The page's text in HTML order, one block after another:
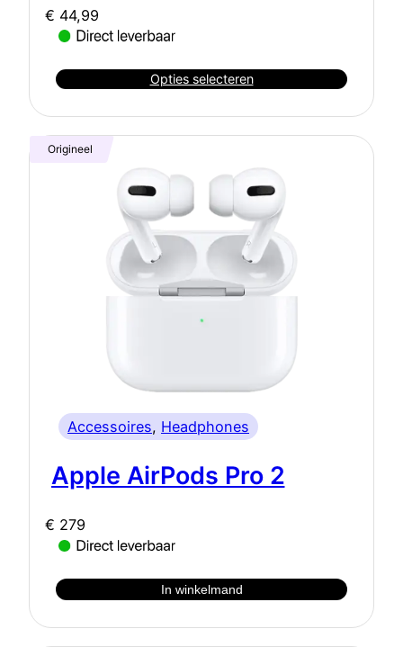
€ 44,99
Opties selecteren
Origineel
Accessoires, Headphones
Apple AirPods Pro 2
€ 279
In winkelmand